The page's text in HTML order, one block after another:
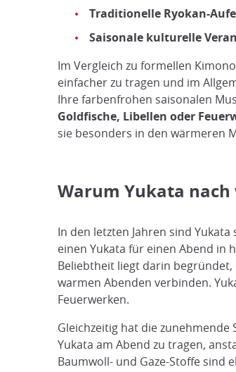
Traditionelle Ryokan-
Saisonale kulturelle
Im Vergleich zu formellen
einfacher zu tragen und im
Ihre farbenfrohen saisonalen
Goldfische, Libellen oder
sie besonders in den wärmeren
Warum Yukata
In den letzten Jahren sind
einen Yukata für einen Abend in
Beliebtheit liegt darin
warmen Abenden verbinden.
Feuerwerken.
Gleichzeitig hat die zunehmende
Yukata am Abend zu tragen,
Baumwoll- und Gaze-Stoffe